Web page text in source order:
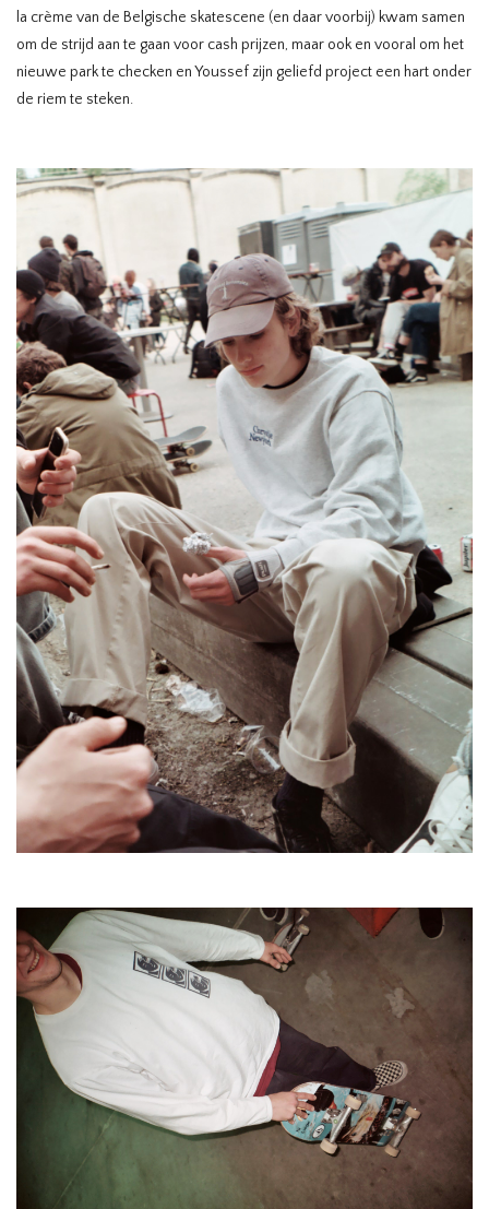
la crème van de Belgische skatescene (en daar voorbij) kwam samen
om de strijd aan te gaan voor cash prijzen, maar ook en vooral om het
nieuwe park te checken en Youssef zijn geliefd project een hart onder
de riem te steken.